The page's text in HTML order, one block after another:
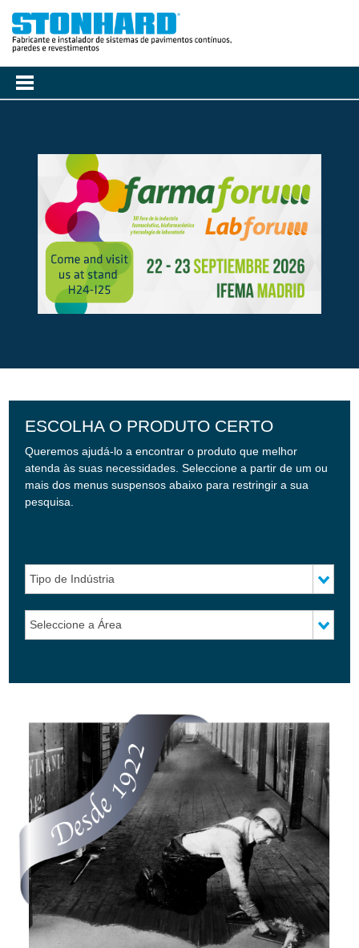
ESCOLHA O PRODUTO CERTO
Queremos ajudá-lo a encontrar o produto que melhor
atenda às suas necessidades. Seleccione a partir de um ou
mais dos menus suspensos abaixo para restringir a sua
pesquisa.
Tipo de Indústria
Seleccione a Área